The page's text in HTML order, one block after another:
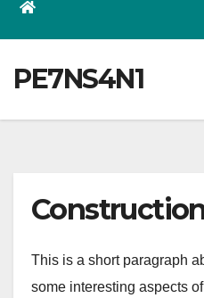
PE7NS4N1
This is a short paragraph
some interesting aspects